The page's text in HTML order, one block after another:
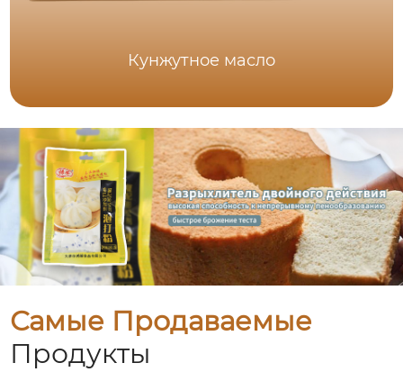
Кунжутное масло
Самые Продаваемые
Продукты